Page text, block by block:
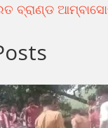
ବ୍ରାଣ୍ଡ